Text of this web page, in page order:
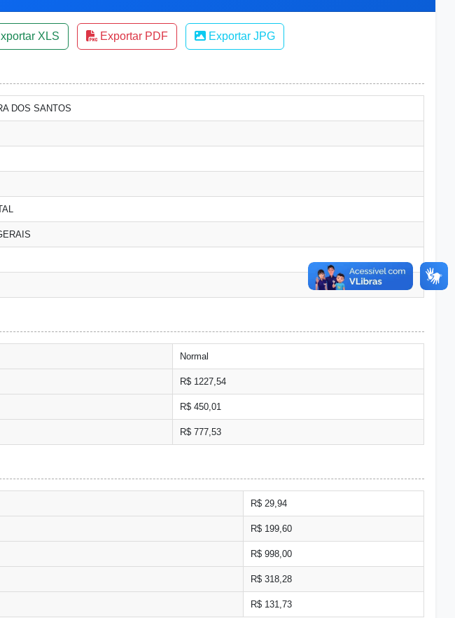
XLS Exportar PDF Exportar JPG
DOS SANTOS
Normal
R$ 1227,54
R$ 450,01
R$ 777,53
R$ 29,94
R$ 199,60
R$ 998,00
R$ 318,28
R$ 131,73